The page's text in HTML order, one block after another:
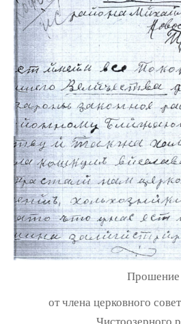
Прошение
от члена церковного